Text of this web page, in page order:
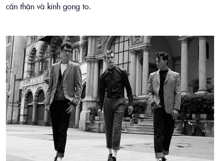
cẩn thận và kính gọng to.